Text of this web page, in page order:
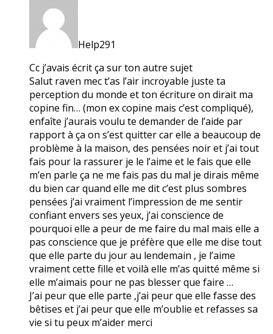
Help291
Cc j’avais écrit ça sur ton autre sujet
Salut raven mec t’as l’air incroyable juste ta
perception du monde et ton écriture on dirait ma
copine fin… (mon ex copine mais c’est compliqué),
enfaîte j’aurais voulu te demander de l’aide par
rapport à ça on s’est quitter car elle a beaucoup de
problème à la maison, des pensées noir et j’ai tout
fais pour la rassurer je le l’aime et le fais que elle
m’en parle ça ne me fais pas du mal je dirais même
du bien car quand elle me dit c’est plus sombres
pensées j’ai vraiment l’impression de me sentir
confiant envers ses yeux, j’ai conscience de
pourquoi elle a peur de me faire du mal mais elle a
pas conscience que je préfère que elle me dise tout
que elle parte du jour au lendemain , je l’aime
vraiment cette fille et voilà elle m’as quitté même si
elle m’aimais pour ne pas blesser que faire …
J’ai peur que elle parte ,j’ai peur que elle fasse des
bêtises et j’ai peur que elle m’oublie et refasses sa
vie si tu peux m’aider merci